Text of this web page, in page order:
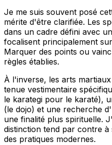
Je me suis souvent posé
mérite d'être clarifiée. Les
dans un cadre défini avec
focalisent principalement
Marquer des points ou
règles établies.
À l'inverse, les arts
tenue vestimentaire
le karategi pour le karaté),
(le dojo) et une recherche
une finalité plus spirituelle.
distinction tend par contre
des pratiques modernes.